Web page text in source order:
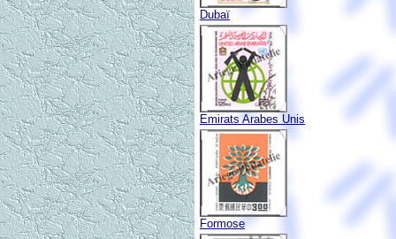
Dubaï
Emirats Arabes Unis
Formose